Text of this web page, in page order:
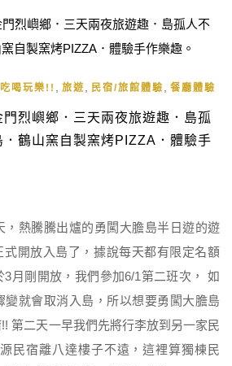
喝玩樂!! 旅遊 民宿/旅館體驗 餐廳體驗
烈嶼鄉．三天兩夜旅遊趣．島孤
．鶴山窯自製窯烤PIZZA．體驗手
，熱騰騰出爐的勇闖大膽島半日遊的遊
式開放入島了，據說每天都有限定名額
3月剛開放，我們參加6/1第二班次， 如
變就會取消入島，所以想要勇闖大膽島
第二天一早我們先將行李放到另一家民
民宿離八達樓子不遠，這裡算獨棟民